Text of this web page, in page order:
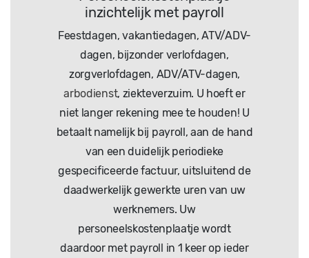
inzichtelijk met payroll
Feestdagen, vakantiedagen, ATV/ADV-
dagen, bijzonder verlofdagen,
zorgverlofdagen, ADV/ATV-dagen,
arbodienst, ziekteverzuim. U hoeft er
niet langer rekening mee te houden! U
betaalt namelijk bij payroll, aan de hand
van een duidelijk periodieke
gespecificeerde factuur, uitsluitend de
daadwerkelijk gewerkte uren van uw
werknemers. Uw
personeelskostenplaatje wordt
daardoor met payroll in 1 keer op ieder